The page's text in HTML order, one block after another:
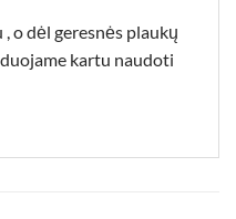
, o dėl geresnės plaukų
kartu naudoti